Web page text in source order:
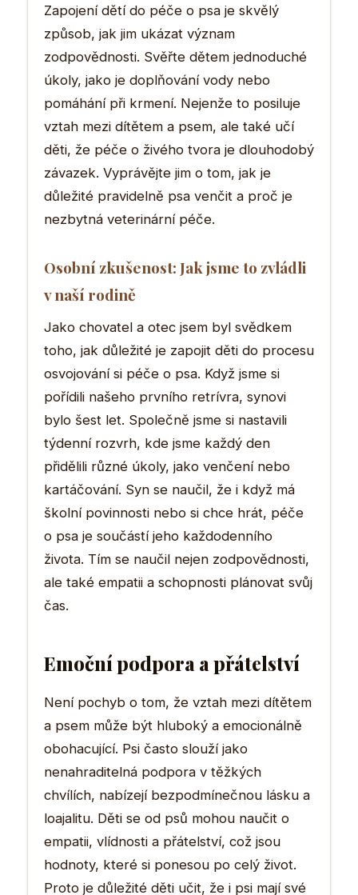
Zapojení dětí do péče o psa je skvělý
způsob, jak jim ukázat význam
zodpovědnosti. Svěřte dětem jednoduché
úkoly, jako je doplňování vody nebo
pomáhání při krmení. Nejenže to posiluje
vztah mezi dítětem a psem, ale také učí
děti, že péče o živého tvora je dlouhodobý
závazek. Vyprávějte jim o tom, jak je
důležité pravidelně psa venčit a proč je
nezbytná veterinární péče.
Osobní zkušenost: Jak jsme to zvládli
v naší rodině
Jako chovatel a otec jsem byl svědkem
toho, jak důležité je zapojit děti do procesu
osvojování si péče o psa. Když jsme si
pořídili našeho prvního retrívra, synovi
bylo šest let. Společně jsme si nastavili
týdenní rozvrh, kde jsme každý den
přidělili různé úkoly, jako venčení nebo
kartáčování. Syn se naučil, že i když má
školní povinnosti nebo si chce hrát, péče
o psa je součástí jeho každodenního
života. Tím se naučil nejen zodpovědnosti,
ale také empatii a schopnosti plánovat svůj
čas.
Emoční podpora a přátelství
Není pochyb o tom, že vztah mezi dítětem
a psem může být hluboký a emocionálně
obohacující. Psi často slouží jako
nenahraditelná podpora v těžkých
chvílích, nabízejí bezpodmínečnou lásku a
loajalitu. Děti se od psů mohou naučit o
empatii, vlídnosti a přátelství, což jsou
hodnoty, které si ponesou po celý život.
Proto je důležité děti učit, že i psi mají své